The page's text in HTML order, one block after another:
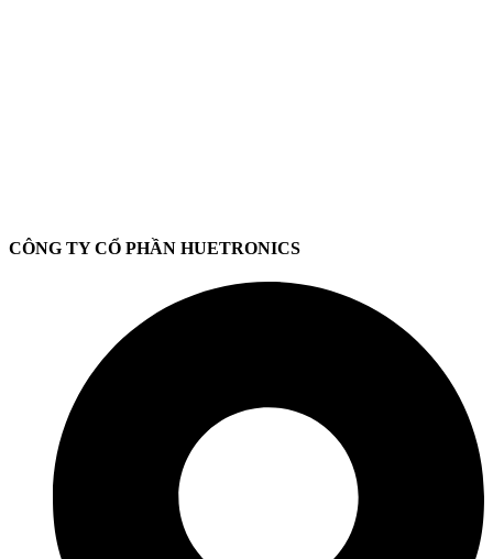
CÔNG TY CỔ PHẦN HUETRONICS